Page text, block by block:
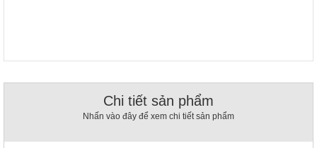
Cây
Chi tiết sản phẩm
Nhấn vào đây để xem chi tiết sản phẩm